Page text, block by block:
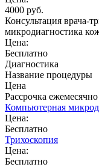
4000 руб.
Консультация врача-
микродиагностика
Цена:
Бесплатно
Диагностика
Название процедуры
Цена
Рассрочка
Компьютерная
Цена:
Бесплатно
Трихоскопия
Цена:
Бесплатно